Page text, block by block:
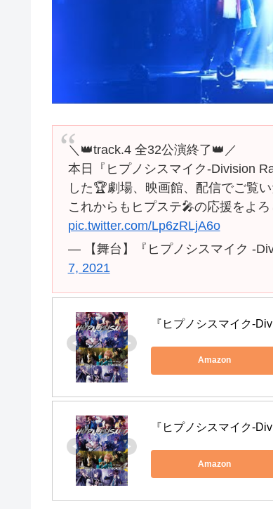
＼👑track.4 全32公演終了👑／
本日『ヒプノシスマイク-Division
した🏆劇場、映画館、配信でご覧
これからもヒプステ🎤の応援をよ
pic.twitter.com/Lp6zRLjA6o
— 【舞台】『ヒプノシスマイク -
7, 2021
『ヒプノシスマイク-
Amazon
『ヒプノシスマイク-
Amazon